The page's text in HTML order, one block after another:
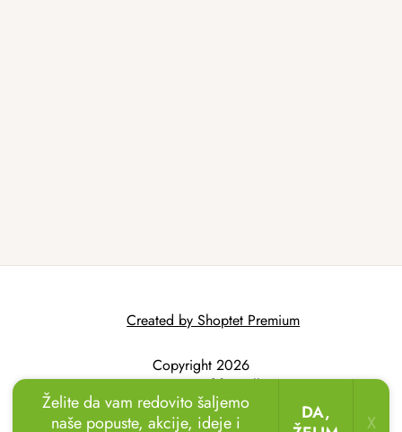
Created by Shoptet Premium
Copyright 2026
AtmoWood.hr. All
rights reserved.
Želite da vam redovito šaljemo
naše popuste, akcije, ideje i
DA,
X